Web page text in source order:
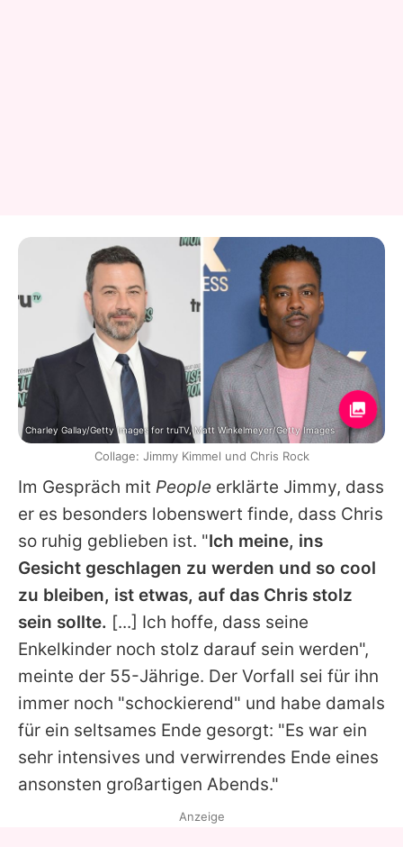
Im Gespräch mit People erklärte Jimmy, dass
er es besonders lobenswert finde, dass Chris
so ruhig geblieben ist. "Ich meine, ins
Gesicht geschlagen zu werden und so cool
zu bleiben, ist etwas, auf das Chris stolz
sein sollte. [...] Ich hoffe, dass seine
Enkelkinder noch stolz darauf sein werden",
meinte der 55-Jährige. Der Vorfall sei für ihn
immer noch "schockierend" und habe damals
für ein seltsames Ende gesorgt: "Es war ein
sehr intensives und verwirrendes Ende eines
ansonsten großartigen Abends."
Charley Gallay/Getty Images for truTV, Matt Winkelmeyer/Getty Images
Collage: Jimmy Kimmel und Chris Rock
Anzeige